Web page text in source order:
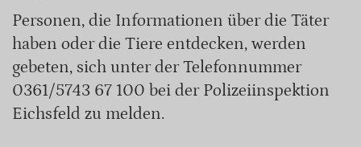
Personen, die Informationen über die Täter
haben oder die Tiere entdecken, werden
gebeten, sich unter der Telefonnummer
0361/5743 67 100 bei der Polizeiinspektion
Eichsfeld zu melden.